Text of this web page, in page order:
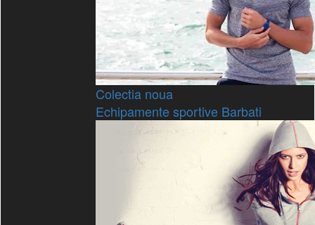
Colectia noua
Echipamente sportive Barbati